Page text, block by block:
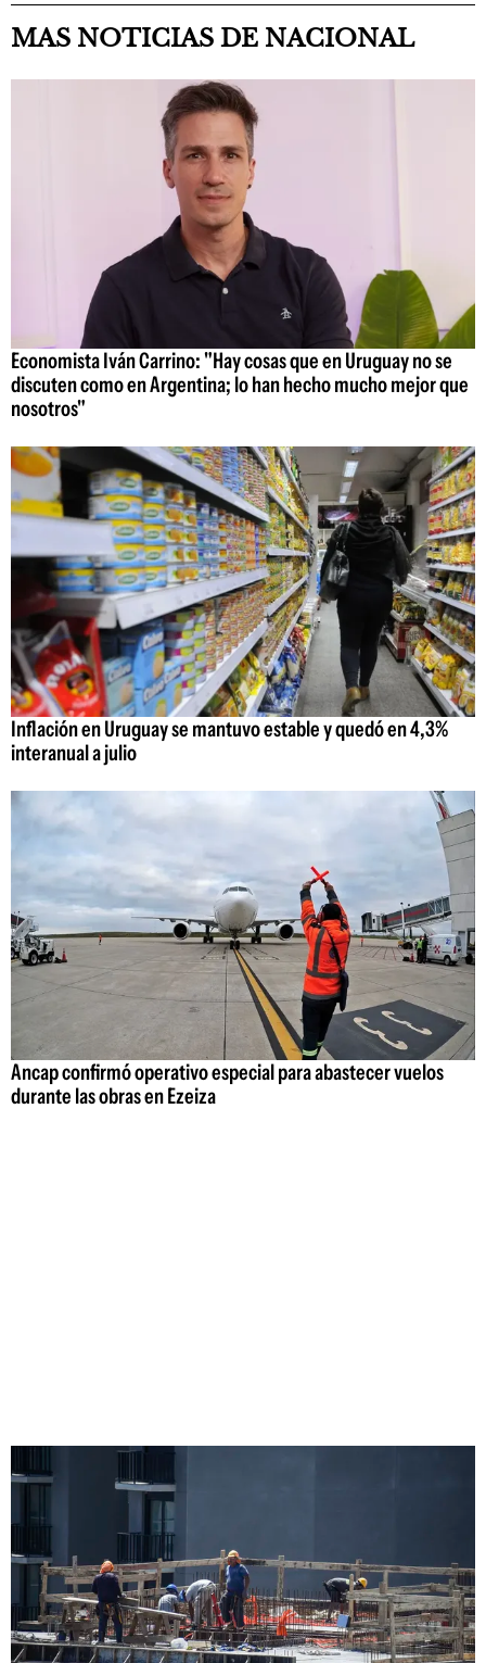
MAS NOTICIAS DE NACIONAL
Economista Iván Carrino: "Hay cosas que en Uruguay no se
discuten como en Argentina; lo han hecho mucho mejor que
nosotros"
Inflación en Uruguay se mantuvo estable y quedó en 4,3%
interanual a julio
Ancap confirmó operativo especial para abastecer vuelos
durante las obras en Ezeiza